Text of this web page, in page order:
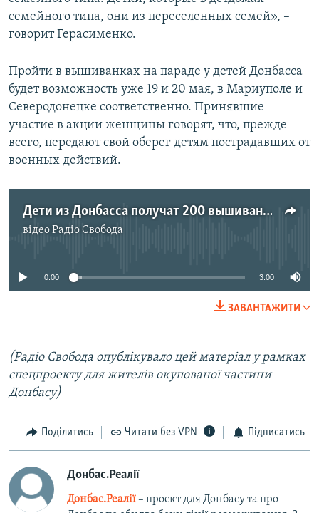
семейного типа, они из переселенных семей», –
говорит Герасименко.
Пройти в вышиванках на параде у детей Донбасса
будет возможность уже 19 и 20 мая, в Мариуполе и
Северодонецке соответственно. Принявшие
участие в акции женщины говорят, что, прежде
всего, передают свой оберег детям пострадавших от
военных действий.
Дети из Донбасса получат 200 вышиванок
відеоРадіо Свобода
No media source currently available
0:00 3:00
ЗАВАНТАЖИТИ
(Радіо Свобода опублікувало цей матеріал у рамках
спецпроекту для жителів окупованої частини
Донбасу)
Поділитись Читати без VPN Підписатись
Донбас.Реалії
Донбас.Реалії– проєкт для Донбасу та про